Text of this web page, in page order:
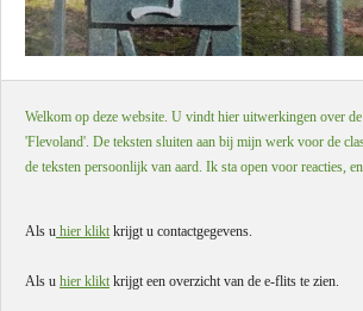
Welkom op deze website. U vindt hier uitwerkingen over
'Flevoland'. De teksten sluiten aan bij mijn werk voor de
de teksten persoonlijk van aard. Ik sta open voor reacties,
Als u hier klikt krijgt u contactgegevens.
Als u hier klikt krijgt een overzicht van de e-flits te zien.